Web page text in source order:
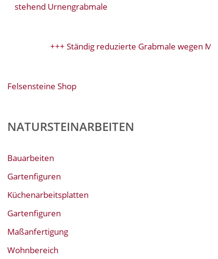
stehend Urnengrabmale
+++ Ständig reduzierte Grabmale wegen
Felsensteine Shop
NATURSTEINARBEITEN
Bauarbeiten
Gartenfiguren
Küchenarbeitsplatten
Gartenfiguren
Maßanfertigung
Wohnbereich